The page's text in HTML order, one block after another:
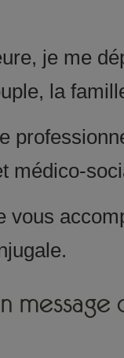
je me
la
médico-
vous